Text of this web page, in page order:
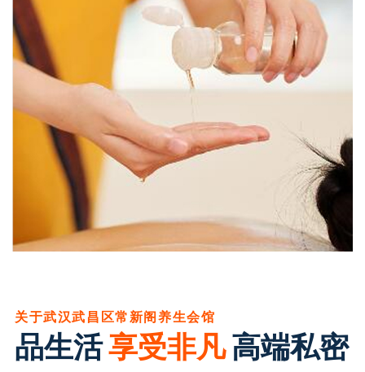
关于武汉武昌区常新阁养生会馆
品生活享受非凡高端私密